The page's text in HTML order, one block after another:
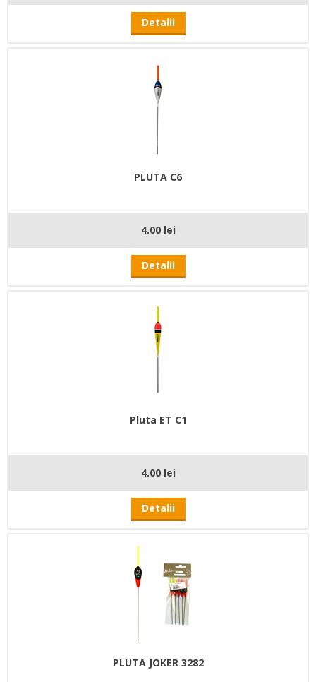
Detalii
PLUTA C6
4.00 lei
Detalii
Pluta ET C1
4.00 lei
Detalii
PLUTA JOKER 3282